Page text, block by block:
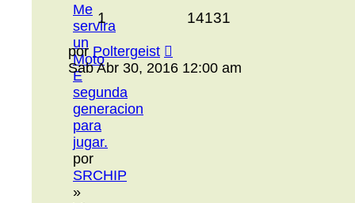
Me
servira
un
Moto
E
segunda
generacion
para
jugar.
por
SRCHIP
»
1 14131
por Poltergeist
Sab Abr 30, 2016 12:00 am